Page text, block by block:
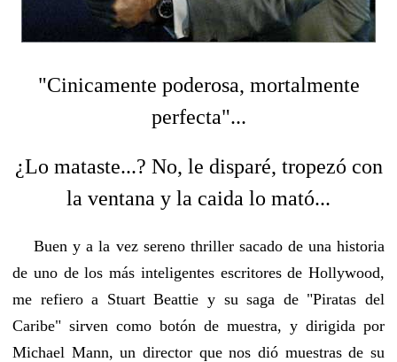
"Cinicamente poderosa, mortalmente
perfecta"...
¿Lo mataste...? No, le disparé, tropezó con
la ventana y la caida lo mató...
Buen y a la vez sereno thriller sacado de una historia
de uno de los más inteligentes escritores de Hollywood,
me refiero a Stuart Beattie y su saga de "Piratas del
Caribe" sirven como botón de muestra, y dirigida por
Michael Mann, un director que nos dió muestras de su